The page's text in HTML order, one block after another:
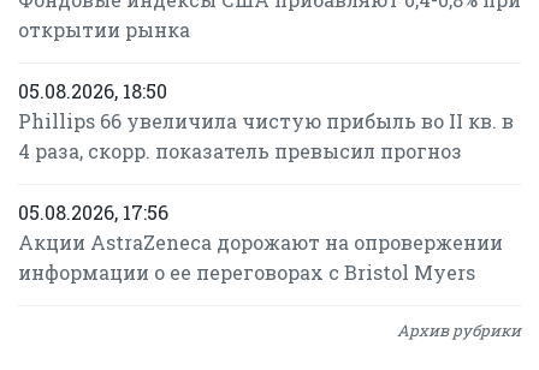
открытии рынка
05.08.2026, 18:50
Phillips 66 увеличила чистую прибыль во II кв. в
4 раза, скорр. показатель превысил прогноз
05.08.2026, 17:56
Акции AstraZeneca дорожают на опровержении
информации о ее переговорах с Bristol Myers
Архив рубрики